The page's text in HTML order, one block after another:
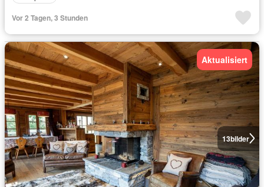
Vor 2 Tagen, 3 Stunden
13bilder
Aktualisiert